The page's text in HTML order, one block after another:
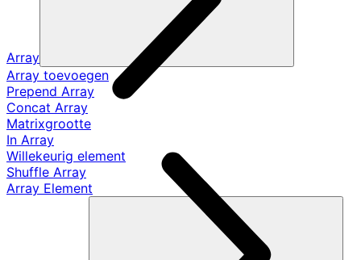
Array
Array toevoegen
Prepend Array
Concat Array
Matrixgrootte
In Array
Willekeurig element
Shuffle Array
Array Element